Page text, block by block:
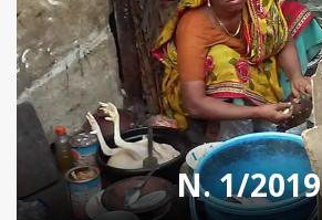
N. 1/2019